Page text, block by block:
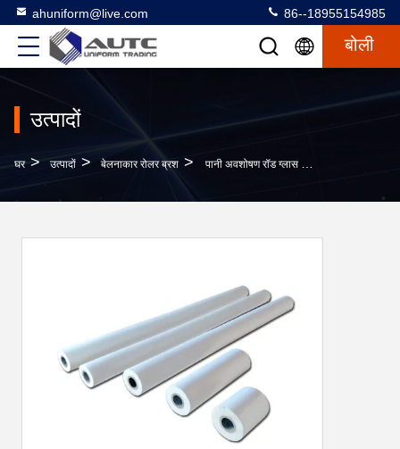
ahuniform@live.com 86--18955154985
बोली
उत्पादों
घर > उत्पादों > बेलनाकार रोलर ब्रश > पानी अवशोषण रॉड ग्लास सफाई मशीन स्पंज पानी अवशोषण रोलर पीवीए